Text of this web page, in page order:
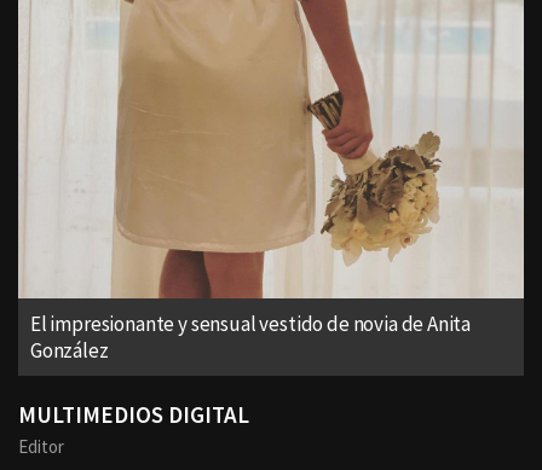
El impresionante y sensual vestido de novia de Anita
González
MULTIMEDIOS DIGITAL
Editor